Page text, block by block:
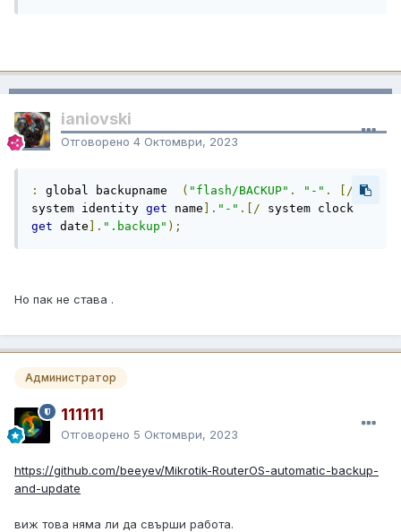
ianiovski
Отговорено 4 Октомври, 2023
: global backupname ( "flash/BACKUP" . "-" .
[/
system identity get name ]. "-" .[/
get date ]. ".backup" );
Но пак не става .
Администратор
111111
Отговорено 5 Октомври, 2023
https://github.com/beeyev/Mikrotik-RouterOS-automatic-backup-
and-update
виж това няма ли да свърши работа.